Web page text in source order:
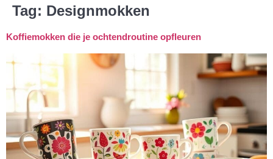
Tag: Designmokken
Koffiemokken die je ochtendroutine opfleuren